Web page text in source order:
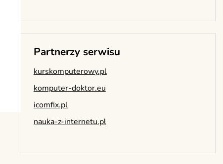
Partnerzy serwisu
kurskomputerowy.pl
komputer-doktor.eu
icomfix.pl
nauka-z-internetu.pl